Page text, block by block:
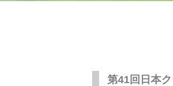
第41回日本